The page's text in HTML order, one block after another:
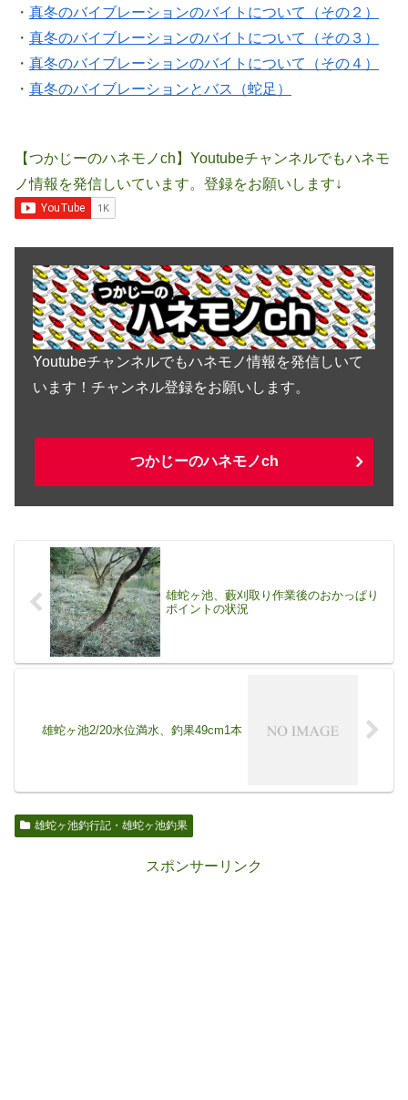
・ 真冬のバイブレーションのバイトについて（その２）
・ 真冬のバイブレーションのバイトについて（その３）
・ 真冬のバイブレーションのバイトについて（その４）
・ 真冬のバイブレーションとバス（蛇足）
【つかじーのハネモノch】Youtubeチャンネルでもハネモ
ノ情報を発信しいています。登録をお願いします↓
Youtubeチャンネルでもハネモノ情報を発信しいて
います！チャンネル登録をお願いします。
つかじーのハネモノch
雄蛇ヶ池、藪刈取り作業後のおかっぱり
ポイントの状況
雄蛇ヶ池2/20水位満水、釣果49cm1本
雄蛇ヶ池釣行記・雄蛇ヶ池釣果
スポンサーリンク